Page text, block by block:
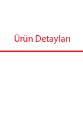
Ürün Detayları